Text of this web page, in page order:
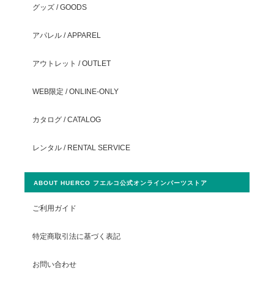
グッズ / GOODS
アパレル / APPAREL
アウトレット / OUTLET
WEB限定 / ONLINE-ONLY
カタログ / CATALOG
レンタル / RENTAL SERVICE
ABOUT HUERCO フエルコ公式オンラインパーツストア
ご利用ガイド
特定商取引法に基づく表記
お問い合わせ